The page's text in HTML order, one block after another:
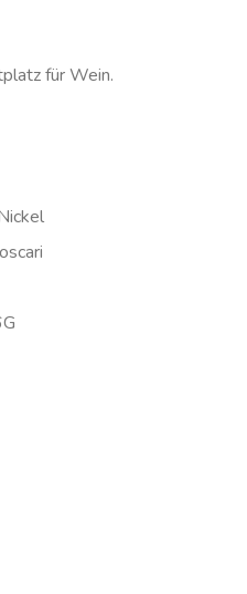
für Wein.